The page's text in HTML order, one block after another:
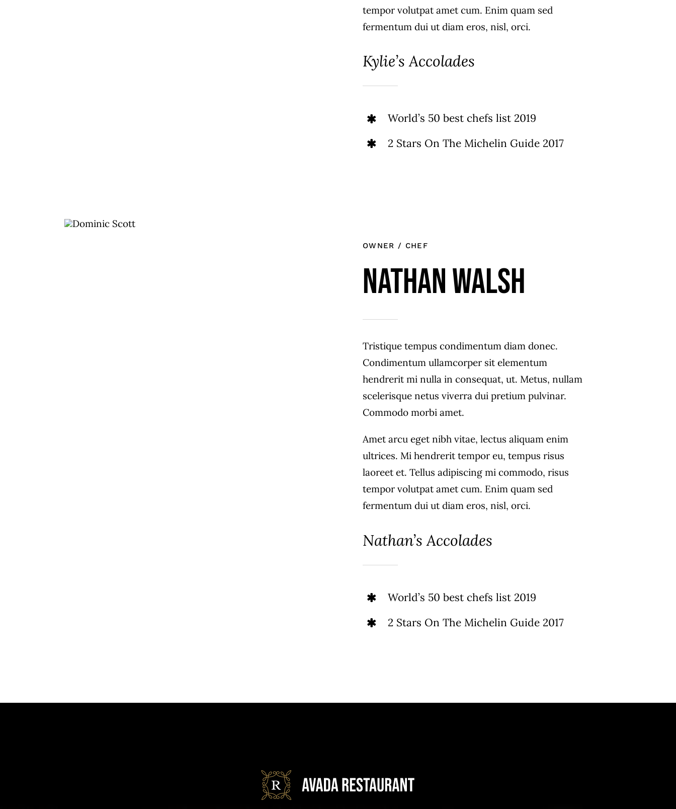
tempor volutpat amet cum. Enim quam sed
fermentum dui ut diam eros, nisl, orci.
Kylie’s Accolades
World’s 50 best chefs list 2019
2 Stars On The Michelin Guide 2017
OWNER / CHEF
Nathan Walsh
Tristique tempus condimentum diam donec.
Condimentum ullamcorper sit elementum
hendrerit mi nulla in consequat, ut. Metus, nullam
scelerisque netus viverra dui pretium pulvinar.
Commodo morbi amet.
Amet arcu eget nibh vitae, lectus aliquam enim
ultrices. Mi hendrerit tempor eu, tempus risus
laoreet et. Tellus adipiscing mi commodo, risus
tempor volutpat amet cum. Enim quam sed
fermentum dui ut diam eros, nisl, orci.
Nathan’s Accolades
World’s 50 best chefs list 2019
2 Stars On The Michelin Guide 2017